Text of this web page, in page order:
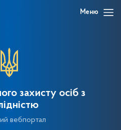
Меню
захисту осіб з
вебпортал